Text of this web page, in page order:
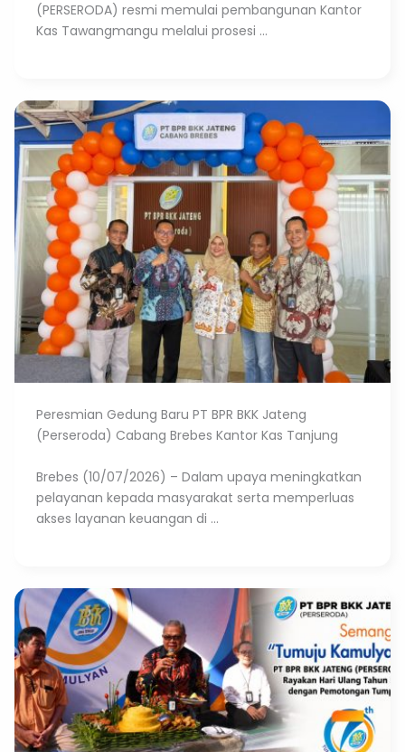
(PERSERODA) resmi memulai pembangunan Kantor
Kas Tawangmangu melalui prosesi ...
Peresmian Gedung Baru PT BPR BKK Jateng
(Perseroda) Cabang Brebes Kantor Kas Tanjung
Brebes (10/07/2026) – Dalam upaya meningkatkan
pelayanan kepada masyarakat serta memperluas
akses layanan keuangan di ...